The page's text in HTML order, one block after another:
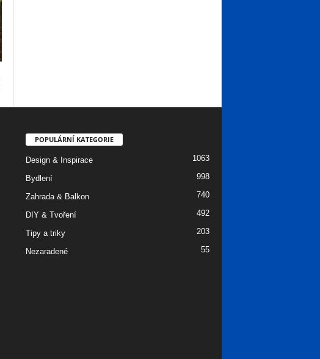
POPULÁRNÍ KATEGORIE
Design & Inspirace 1063
Bydlení 998
Zahrada & Balkon 740
DIY & Tvoření 492
Tipy a triky 203
Nezaradené 55